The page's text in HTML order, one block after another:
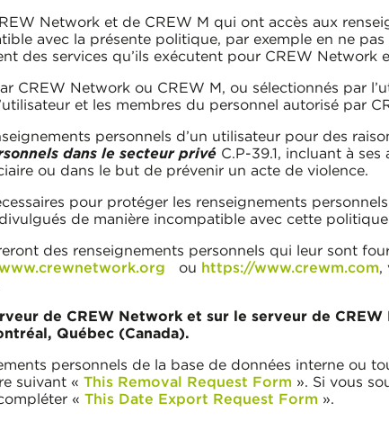
Network et de CREW M qui ont accès aux
avec la présente politique, par exemple en ne
des services qu’ils exécutent pour CREW Network
CREW Network ou CREW M, ou sélectionnés par
et les membres du personnel autorisé par
personnels d’un utilisateur pour des
dans le secteur privé C.P-39.1, incluant à ses
ou dans le but de prévenir un acte de violence.
pour protéger les renseignements
de manière incompatible avec cette
des renseignements personnels qui leur sont
ou https://www.crewm.com,
de CREW Network et sur le serveur de CREW
Québec (Canada).
personnels de la base de données interne ou
suivant « This Removal Request Form ». Si vous
« This Date Export Request Form ».